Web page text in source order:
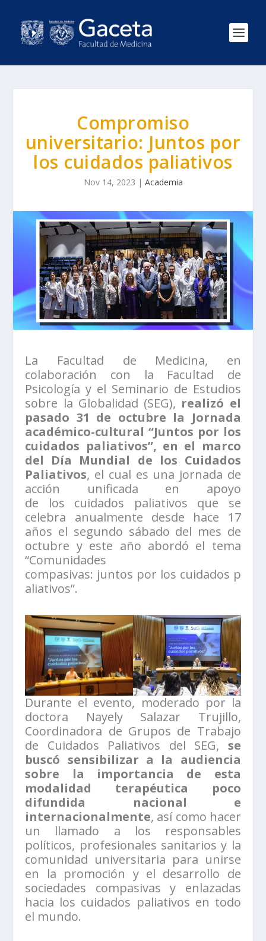
Compromiso
universitario: Juntos por
los cuidados paliativos
Nov 14, 2023 | Academia
La Facultad de Medicina, en
colaboración con la Facultad de
Psicología y el Seminario de Estudios
sobre la Globalidad (SEG), realizó el
pasado 31 de octubre la Jornada
académico-cultural “Juntos por los
cuidados paliativos”, en el marco
del Día Mundial de los Cuidados
Paliativos, el cual es una jornada de
acción unificada en apoyo
de los cuidados paliativos que se
celebra anualmente desde hace 17
años el segundo sábado del mes de
octubre y este año abordó el tema
“Comunidades
compasivas: juntos por los cuidados p
aliativos”.
Durante el evento, moderado por la
doctora Nayely Salazar Trujillo,
Coordinadora de Grupos de Trabajo
de Cuidados Paliativos del SEG, se
buscó sensibilizar a la audiencia
sobre la importancia de esta
modalidad terapéutica poco
difundida nacional e
internacionalmente, así como hacer
un llamado a los responsables
políticos, profesionales sanitarios y la
comunidad universitaria para unirse
en la promoción y el desarrollo de
sociedades compasivas y enlazadas
hacia los cuidados paliativos en todo
el mundo.